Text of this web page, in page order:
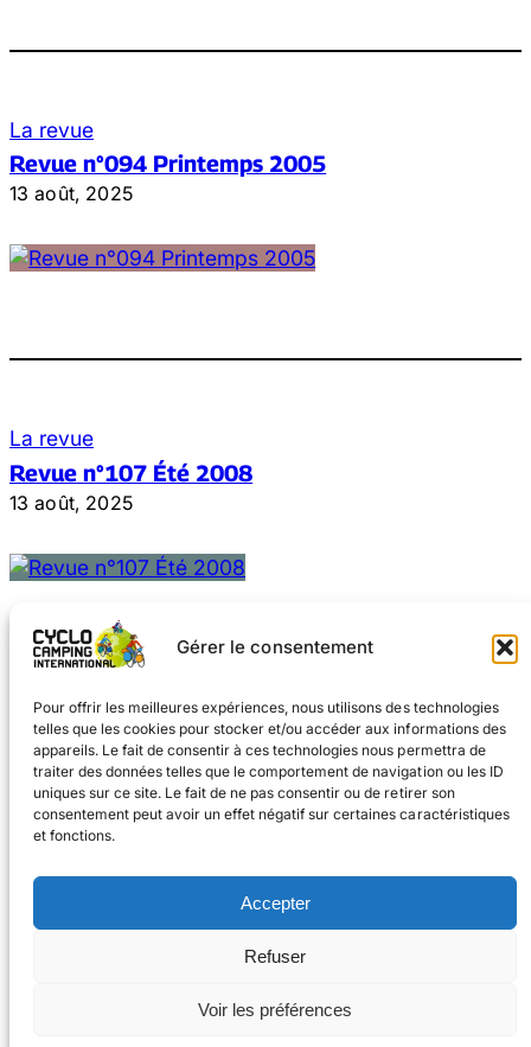
Gérer le consentement
Pour offrir les meilleures expériences, nous utilisons des technologies
telles que les cookies pour stocker et/ou accéder aux informations des
appareils. Le fait de consentir à ces technologies nous permettra de
traiter des données telles que le comportement de navigation ou les ID
uniques sur ce site. Le fait de ne pas consentir ou de retirer son
consentement peut avoir un effet négatif sur certaines caractéristiques
et fonctions.
Accepter
Refuser
Voir les préférences
La revue
Revue n°094 Printemps 2005
13 août, 2025
La revue
Revue n°107 Été 2008
13 août, 2025
Facebook Instagram
#cyclocampinginternational
CONTACT